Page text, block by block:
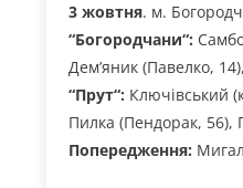
3 жовтня. м.
“Богородчани“:
Дем’яник (Павелко,
“Прут“: Ключівський
Пилка (Пендорак,
Попередження: